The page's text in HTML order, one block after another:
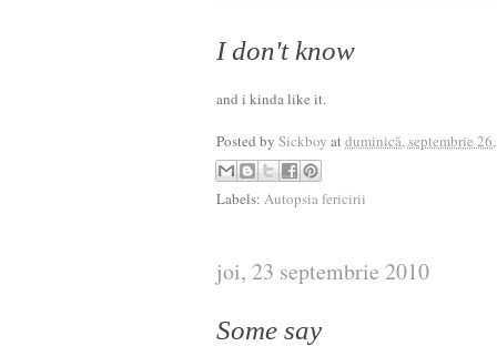
I don't know
and i kinda like it.
Posted by Sickboy atduminică, septembrie
Labels: Autopsia fericirii
joi, 23 septembrie 2010
Some say